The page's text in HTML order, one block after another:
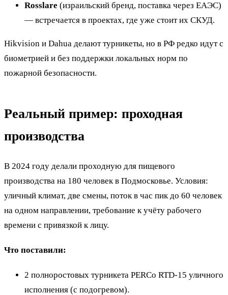
Rosslare (израильский бренд, поставка через ЕАЭС)
— встречается в проектах, где уже стоит их СКУД.
Hikvision и Dahua делают турникеты, но в РФ редко идут с
биометрией и без поддержки локальных норм по
пожарной безопасности.
Реальный пример: проходная
производства
В 2024 году делали проходную для пищевого
производства на 180 человек в Подмосковье. Условия:
уличный климат, две смены, поток в час пик до 60 человек
на одном направлении, требование к учёту рабочего
времени с привязкой к лицу.
Что поставили:
2 полноростовых турникета PERCo RTD-15 уличного
исполнения (с подогревом).